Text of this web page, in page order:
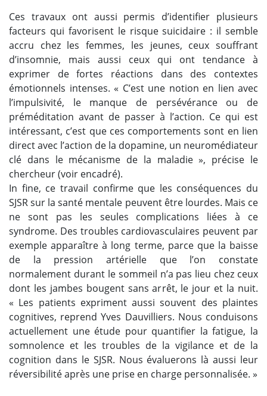
Ces travaux ont aussi permis d’identifier plusieurs
facteurs qui favorisent le risque suicidaire : il semble
accru chez les femmes, les jeunes, ceux souffrant
d’insomnie, mais aussi ceux qui ont tendance à
exprimer de fortes réactions dans des contextes
émotionnels intenses. « C’est une notion en lien avec
l’impulsivité, le manque de persévérance ou de
préméditation avant de passer à l’action. Ce qui est
intéressant, c’est que ces comportements sont en lien
direct avec l’action de la dopamine, un neuromédiateur
clé dans le mécanisme de la maladie », précise le
chercheur (voir encadré).
In fine, ce travail confirme que les conséquences du
SJSR sur la santé mentale peuvent être lourdes. Mais ce
ne sont pas les seules complications liées à ce
syndrome. Des troubles cardiovasculaires peuvent par
exemple apparaître à long terme, parce que la baisse
de la pression artérielle que l’on constate
normalement durant le sommeil n’a pas lieu chez ceux
dont les jambes bougent sans arrêt, le jour et la nuit.
« Les patients expriment aussi souvent des plaintes
cognitives, reprend Yves Dauvilliers. Nous conduisons
actuellement une étude pour quantifier la fatigue, la
somnolence et les troubles de la vigilance et de la
cognition dans le SJSR. Nous évaluerons là aussi leur
réversibilité après une prise en charge personnalisée. »